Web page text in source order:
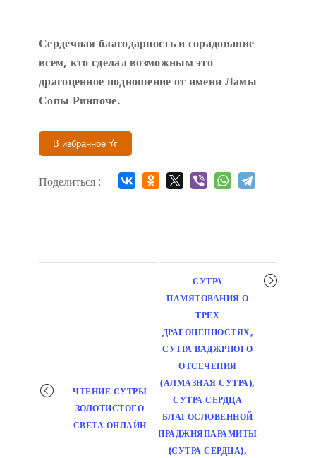
Сердечная благодарность и сорадование
всем, кто сделал возможным это
драгоценное подношение от имени Ламы
Сопы Ринпоче.
В избранное
Поделиться :
Мероприятие
ЧТЕНИЕ СУТРЫ
ЗОЛОТИСТОГО
СВЕТА ОНЛАЙН
СУТРА
ПАМЯТОВАНИЯ О
ТРЕХ
ДРАГОЦЕННОСТЯХ,
СУТРА ВАДЖРНОГО
ОТСЕЧЕНИЯ
(АЛМАЗНАЯ СУТРА),
СУТРА СЕРДЦА
БЛАГОСЛОВЕННОЙ
ПРАДЖНЯПАРАМИТЫ
(СУТРА СЕРДЦА),